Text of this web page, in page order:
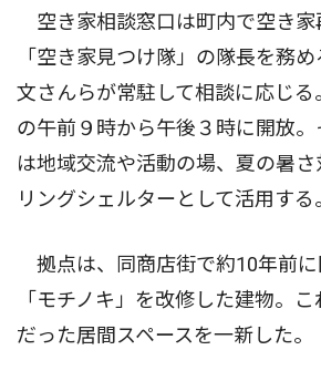
空き家相談窓口は町内で空き家
「空き家見つけ隊」の隊長を務
文さんらが常駐して相談に応じ
の午前９時から午後３時に開放
は地域交流や活動の場、夏の暑
リングシェルターとして活用する
拠点は、同商店街で約10年前
「モチノキ」を改修した建物。
だった居間スペースを一新した。